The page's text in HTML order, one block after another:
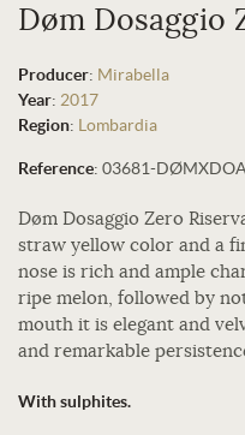
Døm Dosaggio
Producer: Mirabella
Year: 2017
Region: Lombardia
Reference: 03681-
Døm Dosaggio Zero
straw yellow color and a
nose is rich and ample
ripe melon, followed by
mouth it is elegant and
and remarkable
With sulphites.